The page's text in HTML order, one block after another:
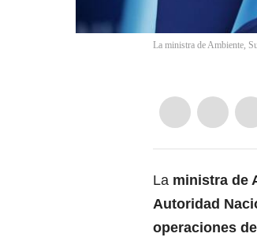
La ministra de Ambiente,
La ministra de
Autoridad
operaciones